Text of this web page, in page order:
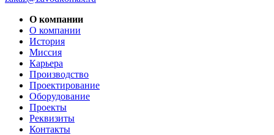
О компании
О компании
История
Миссия
Карьера
Производство
Проектирование
Оборудование
Проекты
Реквизиты
Контакты